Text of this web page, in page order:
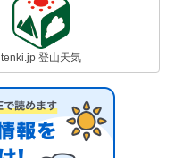
tenki.jp 登山天気